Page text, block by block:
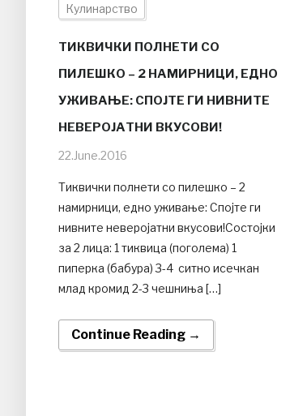
Кулинарство
ТИКВИЧКИ ПОЛНЕТИ СО
ПИЛЕШКО – 2 НАМИРНИЦИ, ЕДНО
УЖИВАЊЕ: СПОЈТЕ ГИ НИВНИТЕ
НЕВЕРОЈАТНИ ВКУСОВИ!
22.June.2016
Тиквички полнети со пилешко – 2
намирници, едно уживање: Спојте ги
нивните неверојатни вкусови!Состојки
за 2 лица: 1 тиквица (поголема) 1
пиперка (бабура) 3-4 ситно исечкан
млад кромид 2-3 чешниња […]
Continue Reading →